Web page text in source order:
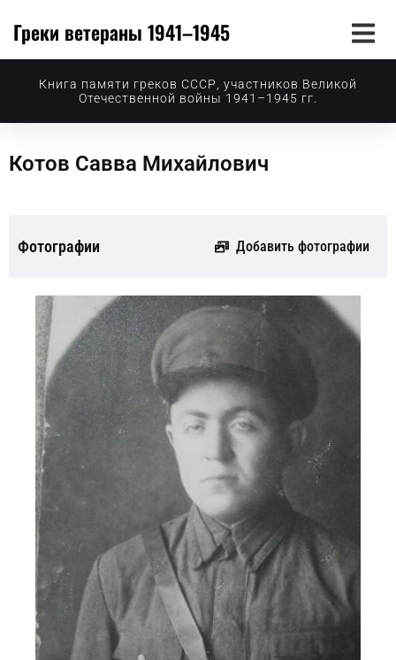
Греки ветераны 1941–1945
Книга памяти греков СССР, участников Великой
Отечественной войны 1941–1945 гг.
Котов Савва Михайлович
Фотографии Добавить фотографии